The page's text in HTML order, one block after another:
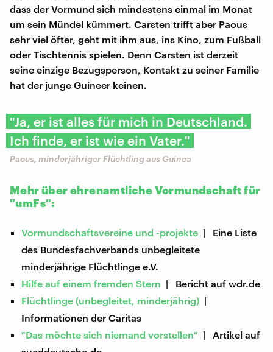
dass der Vormund sich mindestens einmal im Monat
um sein Mündel kümmert. Carsten trifft aber Paous
sehr viel öfter, geht mit ihm aus, ins Kino, zum Fußball
oder Tischtennis spielen. Denn Carsten ist derzeit
seine einzige Bezugsperson, Kontakt zu seiner Familie
hat der junge Guineer keinen.
"Ja, er ist alles für mich in Deutschland.
Ich finde, er ist wie ein Vater."
Paous, minderjähriger Flüchtling aus Guinea
Mehr über ehrenamtliche Vormundschaft für
"umFs":
Vormundschaftsvereine und -projekte | Eine Liste
des Bundesfachverbands unbegleitete
minderjährige Flüchtlinge e.V.
Hilfe auf einem fremden Stern | Bericht auf wdr.de
Flüchtlinge (unbegleitet, minderjährig) |
Informationen der Caritas
"Das möchte sich niemand vorstellen" | Artikel auf